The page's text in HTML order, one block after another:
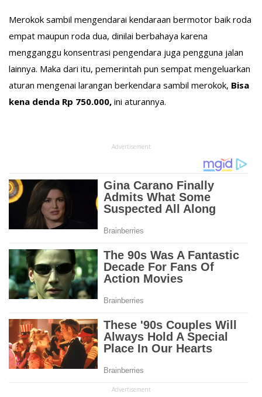
Merokok sambil mengendarai kendaraan bermotor baik roda
empat maupun roda dua, dinilai berbahaya karena
mengganggu konsentrasi pengendara juga pengguna jalan
lainnya. Maka dari itu, pemerintah pun sempat mengeluarkan
aturan mengenai larangan berkendara sambil merokok, Bisa
kena denda Rp 750.000, ini aturannya.
Advertisement
Advertisement